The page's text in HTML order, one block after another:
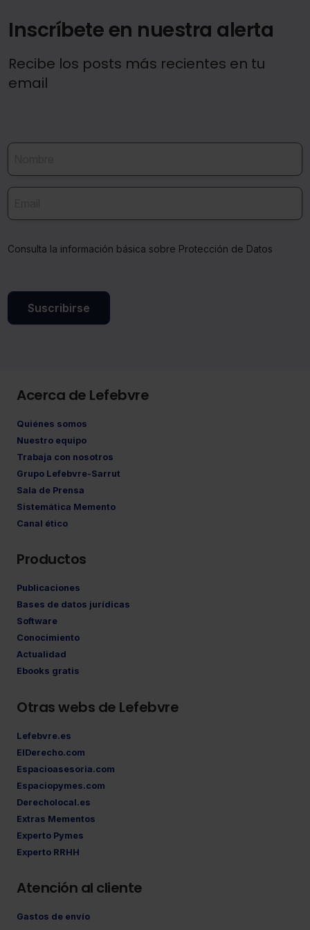
Inscríbete en nuestra alerta
Recibe los posts más recientes en tu
email
Consulta la información básica sobre Protección de Datos
Suscribirse
Acerca de Lefebvre
Quiénes somos
Nuestro equipo
Trabaja con nosotros
Grupo Lefebvre-Sarrut
Sala de Prensa
Sistemática Memento
Canal ético
Productos
Publicaciones
Bases de datos jurídicas
Software
Conocimiento
Actualidad
Ebooks gratis
Otras webs de Lefebvre
Lefebvre.es
ElDerecho.com
Espacioasesoria.com
Espaciopymes.com
Derecholocal.es
Extras Mementos
Experto Pymes
Experto RRHH
Atención al cliente
Gastos de envío